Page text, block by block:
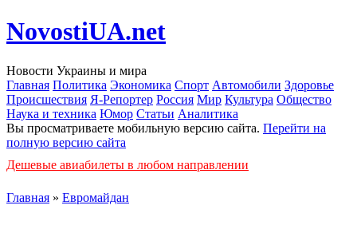
NovostiUA.net
Новости Украины и мира
Главная Политика Экономика Спорт Автомобили Здоровье
Происшествия Я-Репортер Россия Мир Культура Общество
Наука и техника Юмор Статьи Аналитика
Вы просматриваете мобильную версию сайта. Перейти на
полную версию сайта
Дешевые авиабилеты в любом направлении
Главная » Евромайдан